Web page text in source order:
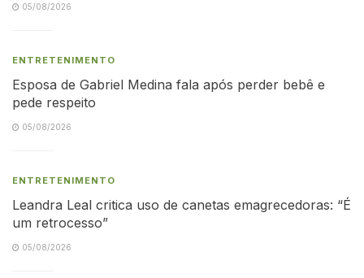
05/08/2026
ENTRETENIMENTO
Esposa de Gabriel Medina fala após perder bebê e
pede respeito
05/08/2026
ENTRETENIMENTO
Leandra Leal critica uso de canetas emagrecedoras: “É
um retrocesso”
05/08/2026